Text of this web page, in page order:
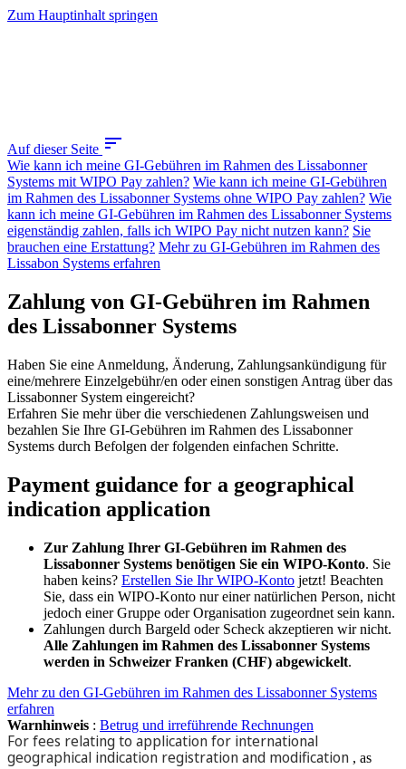
Zum Hauptinhalt springen
Auf dieser Seite sort
Wie kann ich meine GI-Gebühren im Rahmen des Lissabonner
Systems mit WIPO Pay zahlen? Wie kann ich meine GI-Gebühren
im Rahmen des Lissabonner Systems ohne WIPO Pay zahlen? Wie
kann ich meine GI-Gebühren im Rahmen des Lissabonner Systems
eigenständig zahlen, falls ich WIPO Pay nicht nutzen kann? Sie
brauchen eine Erstattung? Mehr zu GI-Gebühren im Rahmen des
Lissabon Systems erfahren
Zahlung von GI-Gebühren im Rahmen
des Lissabonner Systems
Haben Sie eine Anmeldung, Änderung, Zahlungsankündigung für
eine/mehrere Einzelgebühr/en oder einen sonstigen Antrag über das
Lissabonner System eingereicht?
Erfahren Sie mehr über die verschiedenen Zahlungsweisen und
bezahlen Sie Ihre GI-Gebühren im Rahmen des Lissabonner
Systems durch Befolgen der folgenden einfachen Schritte.
Payment guidance for a geographical
indication application
Zur Zahlung Ihrer GI-Gebühren im Rahmen des
Lissabonner Systems benötigen Sie ein WIPO-Konto. Sie
haben keins? Erstellen Sie Ihr WIPO-Konto jetzt! Beachten
Sie, dass ein WIPO-Konto nur einer natürlichen Person, nicht
jedoch einer Gruppe oder Organisation zugeordnet sein kann.​​​​​​​
Zahlungen durch Bargeld oder Scheck akzeptieren wir nicht.
Alle Zahlungen im Rahmen des Lissabonner Systems
werden in Schweizer Franken (CHF) abgewickelt.
Mehr zu den GI-Gebühren im Rahmen des Lissabonner Systems
erfahren
Warnhinweis : Betrug und irreführende Rechnungen
For fees relating to application for international
geographical indication registration and modification , as